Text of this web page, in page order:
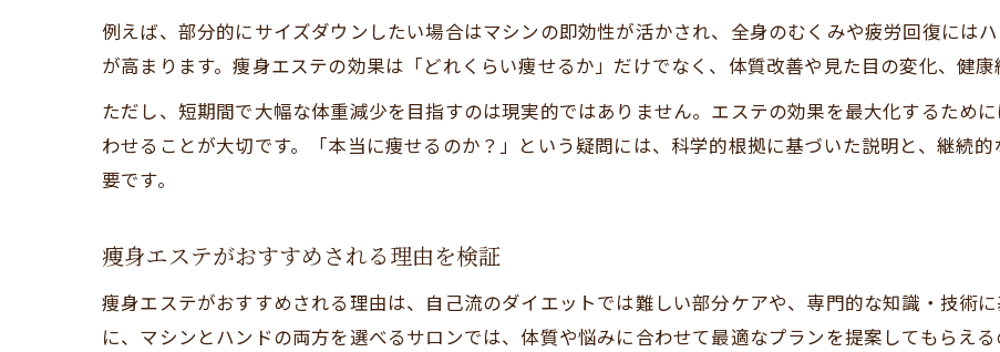
痩身エステで後悔しないための選び方
痩身エステを選ぶ際の重要なチェック項目
痩身エステ10回コースの費用感を解説
痩身エステ10回で実感できる変化を紹介
エステで痩せる意味と現実的な活用法
例えば、部分的にサイズダウンしたい場合はマシンの即効性が活かされ、全身のむくみや疲労回復には
が高まります。痩身エステの効果は「どれくらい痩せるか」だけでなく、体質改善や見た目の変化、健康
ただし、短期間で大幅な体重減少を目指すのは現実的ではありません。エステの効果を最大化するため
わせることが大切です。「本当に痩せるのか？」という疑問には、科学的根拠に基づいた説明と、継続
要です。
痩身エステがおすすめされる理由を検証
痩身エステがおすすめされる理由は、自己流のダイエットでは難しい部分ケアや、専門的な知識・技術
に、マシンとハンドの両方を選べるサロンでは、体質や悩みに合わせて最適なプランを提案してもらえる
お問い合わせはこちら
お問い合わせはこちら